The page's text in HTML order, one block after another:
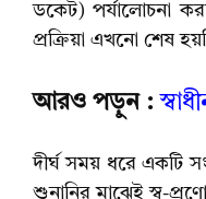
ডকেট) পর্যালোচনা
প্রক্রিয়া এখনো শেষ
আরও পড়ুন :
দীর্ঘ সময় ধরে একটি
শুনানির মাঝেই স্ব-